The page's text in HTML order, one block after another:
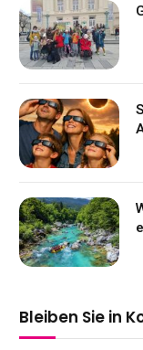
Bleiben Sie in